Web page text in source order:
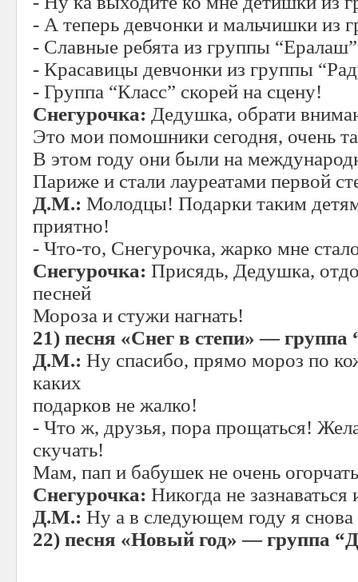
- А теперь девчонки и мальчишки
- Славные ребята из группы
- Красавицы девчонки из группы
- Группа “Класс” скорей на сцену!
Снегурочка: Дедушка, обрати
Это мои помошники сегодня, очень
В этом году они были на
Париже и стали лауреатами первой
Д.М.: Молодцы! Подарки таким
приятно!
- Что-то, Снегурочка, жарко мне
Снегурочка: Присядь, Дедушка,
песней
Мороза и стужи нагнать!
21) песня «Снег в степи» — группа
Д.М.: Ну спасибо, прямо мороз по
каких
подарков не жалко!
- Что ж, друзья, пора прощаться!
скучать!
Мам, пап и бабушек не очень
Снегурочка: Никогда не
Д.М.: Ну а в следующем году я снова
22) песня «Новый год» — группа